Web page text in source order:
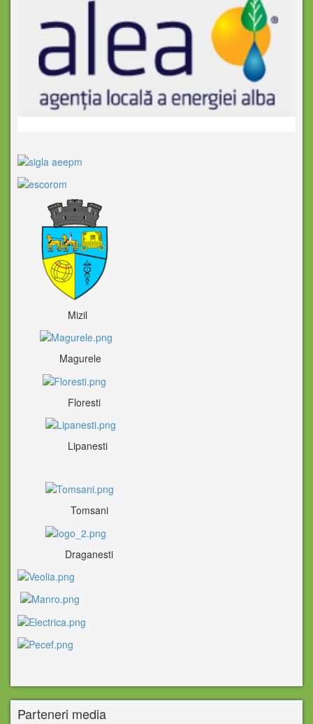
Mizil
Magurele
Floresti
Lipanesti
Tomsani
Draganesti
Parteneri media